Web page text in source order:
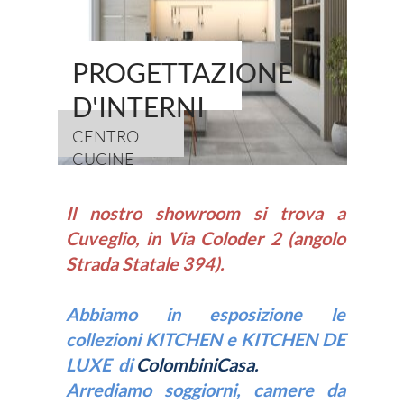
PROGETTAZIONE
D'INTERNI
CENTRO
CUCINE
Ilnostro showroom si trova a
Cuveglio, in Via Coloder 2 (angolo
Strada Statale 394).
Abbiamo in esposizione le
collezioni KITCHEN e KITCHEN DE
LUXE diColombiniCasa.
Arrediamo soggiorni, camere da